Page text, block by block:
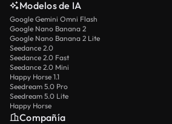
Modelos de IA
Google Gemini Omni Flash
Google Nano Banana 2
Google Nano Banana 2 Lite
Seedance 2.0
Seedance 2.0 Fast
Seedance 2.0 Mini
Happy Horse 1.1
Seedream 5.0 Pro
Seedream 5.0 Lite
Happy Horse
Compañía